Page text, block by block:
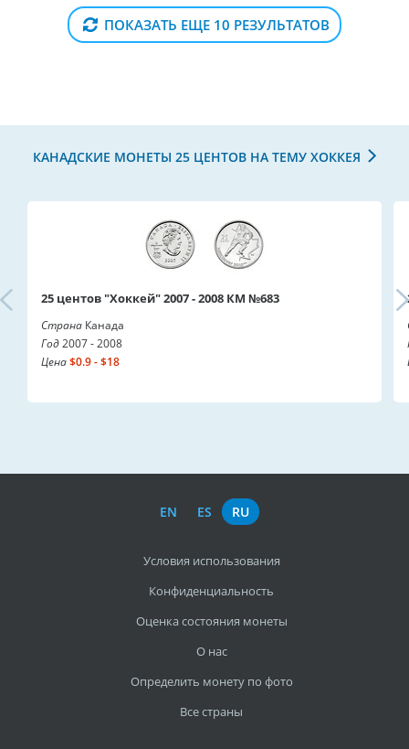
ПОКАЗАТЬ ЕЩЕ 10 РЕЗУЛЬТАТОВ
КАНАДСКИЕ МОНЕТЫ 25 ЦЕНТОВ НА ТЕМУ ХОККЕЯ
25 центов "Хоккей" 2007 - 2008 КМ №683
Страна Канада
Год2007 - 2008
Цена$0.9 - $18
EN ES RU
Условия использования
Конфиденциальность
Оценка состояния монеты
О нас
Определить монету по фото
Все страны